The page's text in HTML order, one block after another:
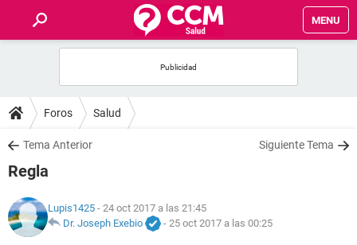
MENU
FOROS
SALUD
FAMILIA
NUTRICIÓN
Foros Salud
Tema Anterior Siguiente Tema
Regla
Lupis1425 - 24 oct 2017 a las 21:45
Dr. Joseph Exebio
- 25 oct 2017 a las 00:25